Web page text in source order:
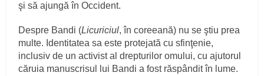
şi să ajungă în Occident.
Despre Bandi (Licuriciul, în coreeană) nu se ştiu prea
multe. Identitatea sa este protejată cu sfinţenie,
inclusiv de un activist al drepturilor omului, cu ajutorul
căruia manuscrisul lui Bandi a fost răspândit în lume.